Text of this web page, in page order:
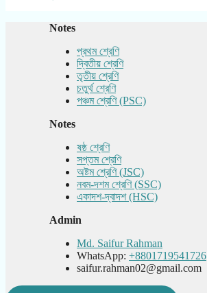
Notes
প্রথম শ্রেণি
দ্বিতীয় শ্রেণি
তৃতীয় শ্রেণি
চতুর্থ শ্রেণি
পঞ্চম শ্রেণি (PSC)
Notes
ষষ্ঠ শ্রেণি
সপ্তম শ্রেণি
অষ্টম শ্রেণি (JSC)
নবম-দশম শ্রেণি (SSC)
একাদশ-দ্বাদশ (HSC)
Admin
Md. Saifur Rahman
WhatsApp: +8801719541726
saifur.rahman02@gmail.com